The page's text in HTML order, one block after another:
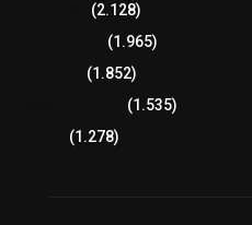
(2.128)
(1.965)
(1.852)
(1.535)
(1.278)